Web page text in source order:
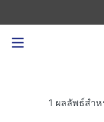
1 ผลลัพธ์สำ